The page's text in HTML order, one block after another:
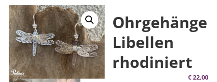
Ohrgehänge
Libellen
rhodiniert
€22,00